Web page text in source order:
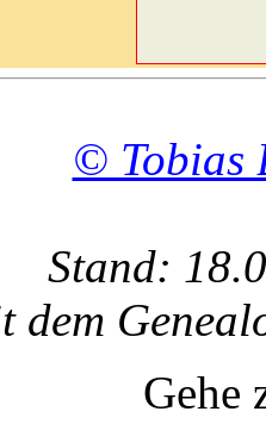
© Tobias
Stand:
dem
Gehe